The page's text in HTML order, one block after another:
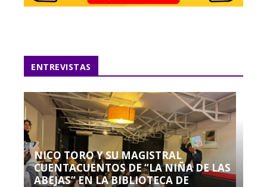
ENTREVISTAS
NICO TORO Y SU MAGISTRAL
CUENTACUENTOS DE “LA NIÑA DE LAS
ABEJAS” EN LA BIBLIOTECA DE